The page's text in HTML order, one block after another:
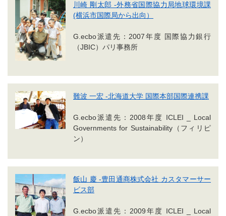
川崎 剛太郎 -外務省国際協力局地球環境課
(横浜市国際局から出向）
G.ecbo派遣先：2007年度 国際協力銀行
（JBIC）パリ事務所
難波 一宏 -北海道大学 国際本部国際連携課
G.ecbo派遣先：2008年度 ICLEI _ Local
Governments for Sustainability（フィリピ
ン）
飯山 慶 -豊田通商株式会社 カスタマーサー
ビス部
G.ecbo派遣先：2009年度 ICLEI _ Local